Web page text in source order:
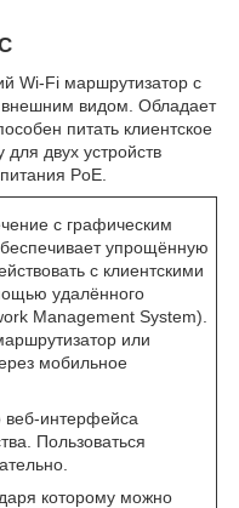
Wi-Fi маршрутизатор с
видом. Обладает
питать клиентское
двух устройств
PoE.
с графическим
упрощённую
с клиентскими
удалённого
Management System).
или
мобильное
веб-интерфейса
Пользоваться
которому можно